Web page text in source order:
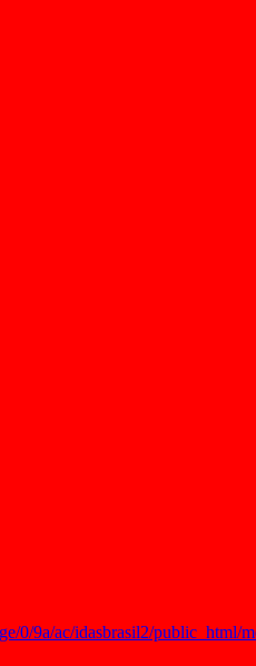
0/9a/ac/idasbrasil2/public_html/